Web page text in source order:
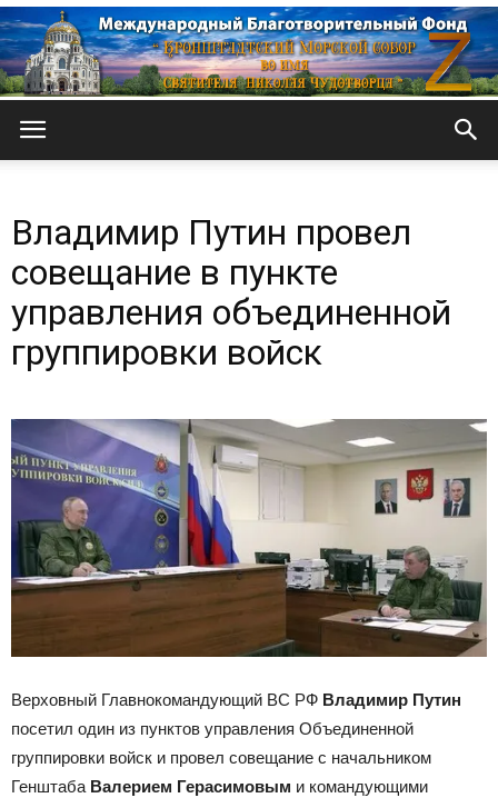
Морской
собор
Владимир Путин провел
совещание в пункте
управления объединенной
группировки войск
Верховный Главнокомандующий ВС РФ Владимир Путин
посетил один из пунктов управления Объединенной
группировки войск и провел совещание с начальником
Генштаба Валерием Герасимовым и командующими